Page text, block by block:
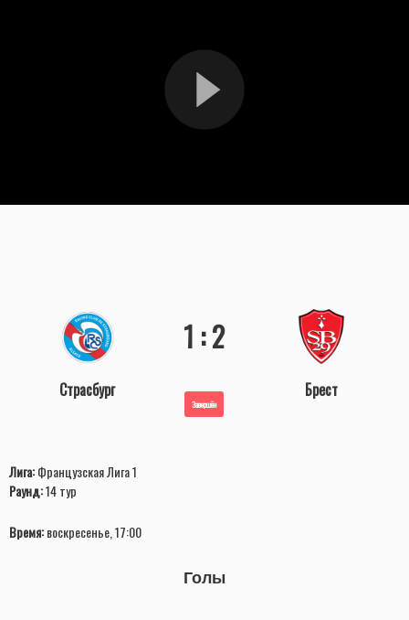
Страсбург
1 : 2
Завершён
Брест
Лига:Французская Лига 1
Раунд:14 тур
Время:воскресенье, 17:00
Голы